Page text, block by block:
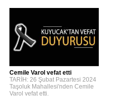
Cemile Varol vefat etti
TARİH: 26 Şubat Pazartesi 2024
Taşoluk Mahallesi'nden Cemile
Varol vefat etti.